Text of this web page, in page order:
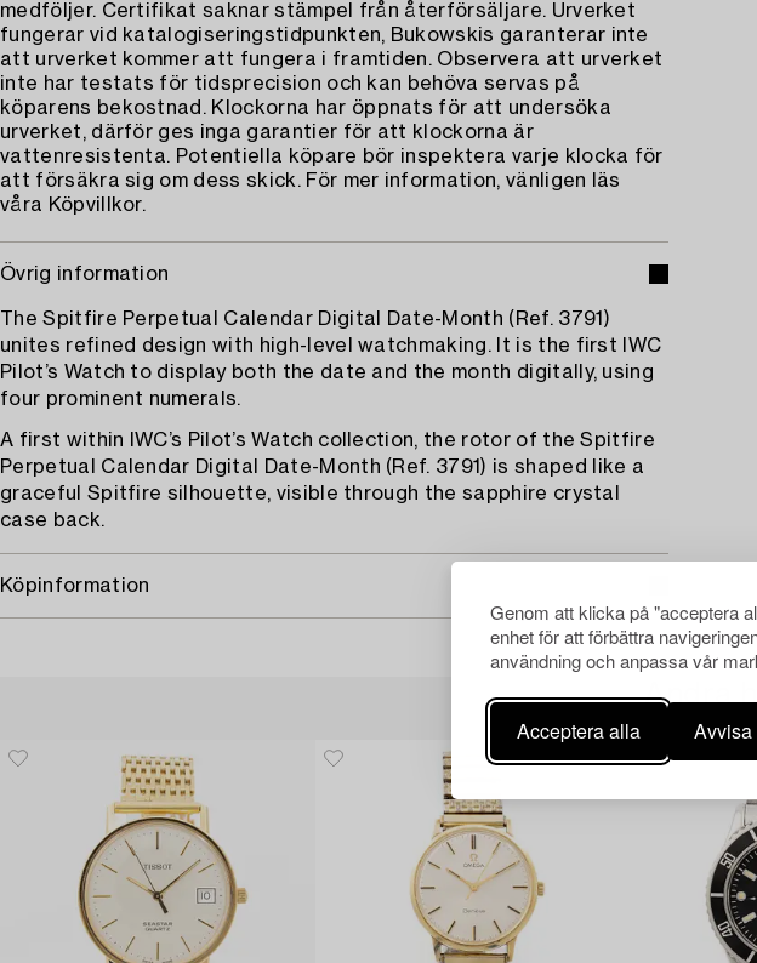
Genom att klicka på "acceptera
enhet för att förbättra
användning och anpassa vår
Acceptera alla
medföljer. Certifikat saknar stämpel från återförsäljare. Urverket
fungerar vid katalogiseringstidpunkten, Bukowskis garanterar inte
att urverket kommer att fungera i framtiden. Observera att urverket
inte har testats för tidsprecision och kan behöva servas på
köparens bekostnad. Klockorna har öppnats för att undersöka
urverket, därför ges inga garantier för att klockorna är
vattenresistenta. Potentiella köpare bör inspektera varje klocka för
att försäkra sig om dess skick. För mer information, vänligen läs
våra Köpvillkor.
Övrig information
The Spitfire Perpetual Calendar Digital Date-Month (Ref. 3791)
unites refined design with high-level watchmaking. It is the first IWC
Pilot’s Watch to display both the date and the month digitally, using
four prominent numerals.
A first within IWC’s Pilot’s Watch collection, the rotor of the Spitfire
Perpetual Calendar Digital Date-Month (Ref. 3791) is shaped like a
graceful Spitfire silhouette, visible through the sapphire crystal
case back.
Köpinformation
Andra